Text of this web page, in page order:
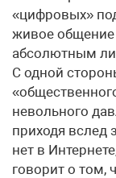
«цифровых»
живое общение
абсолютным
С одной
невольного
приходя вслед
нет в
говорит о том,